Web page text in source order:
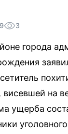
3
города
висевшей на
ущерба